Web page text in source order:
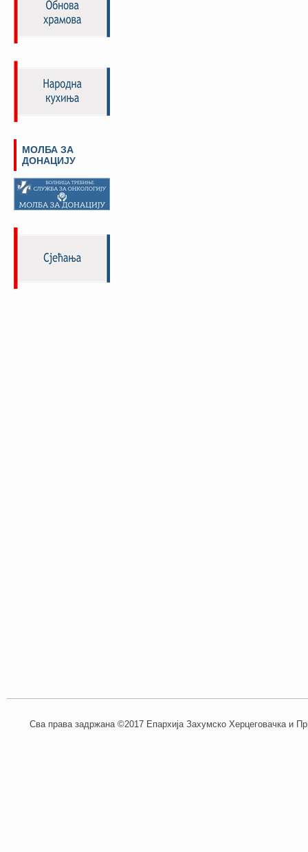
МОЛБА ЗА
ДОНАЦИЈУ
Сва права задржана ©2017 Епархија Захумско Херцеговачка и